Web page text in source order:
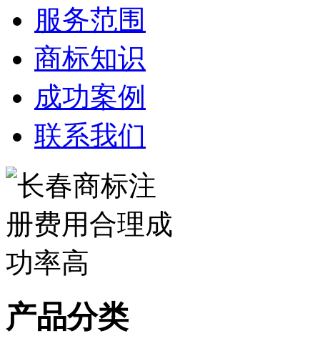
服务范围
商标知识
成功案例
联系我们
产品分类